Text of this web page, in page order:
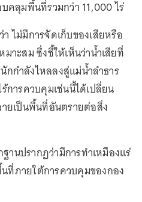
ลุมพื้นที่รวมกว่า 11,000 ไร่
ไม่มีการจัดเก็บของเสียหรือ
าะสม ซึ่งชี้ให้เห็นว่าน้ำเสียที่
กกำลังไหลลงสู่แม่น้ำลำธาร
การควบคุมเช่นนี้ได้เปลี่ยน
ยเป็นพื้นที่อันตรายต่อสิ่ง
นปรากฏว่ามีการทำเหมืองแร่
ที่ภายใต้การควบคุมของกอง